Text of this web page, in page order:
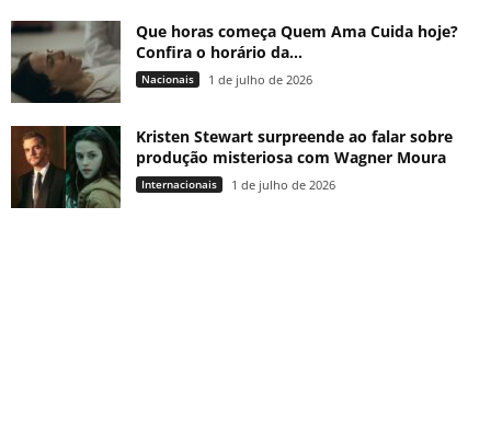
Que horas começa Quem Ama Cuida hoje?
Confira o horário da...
Nacionais 1 de julho de 2026
Kristen Stewart surpreende ao falar sobre
produção misteriosa com Wagner Moura
Internacionais 1 de julho de 2026